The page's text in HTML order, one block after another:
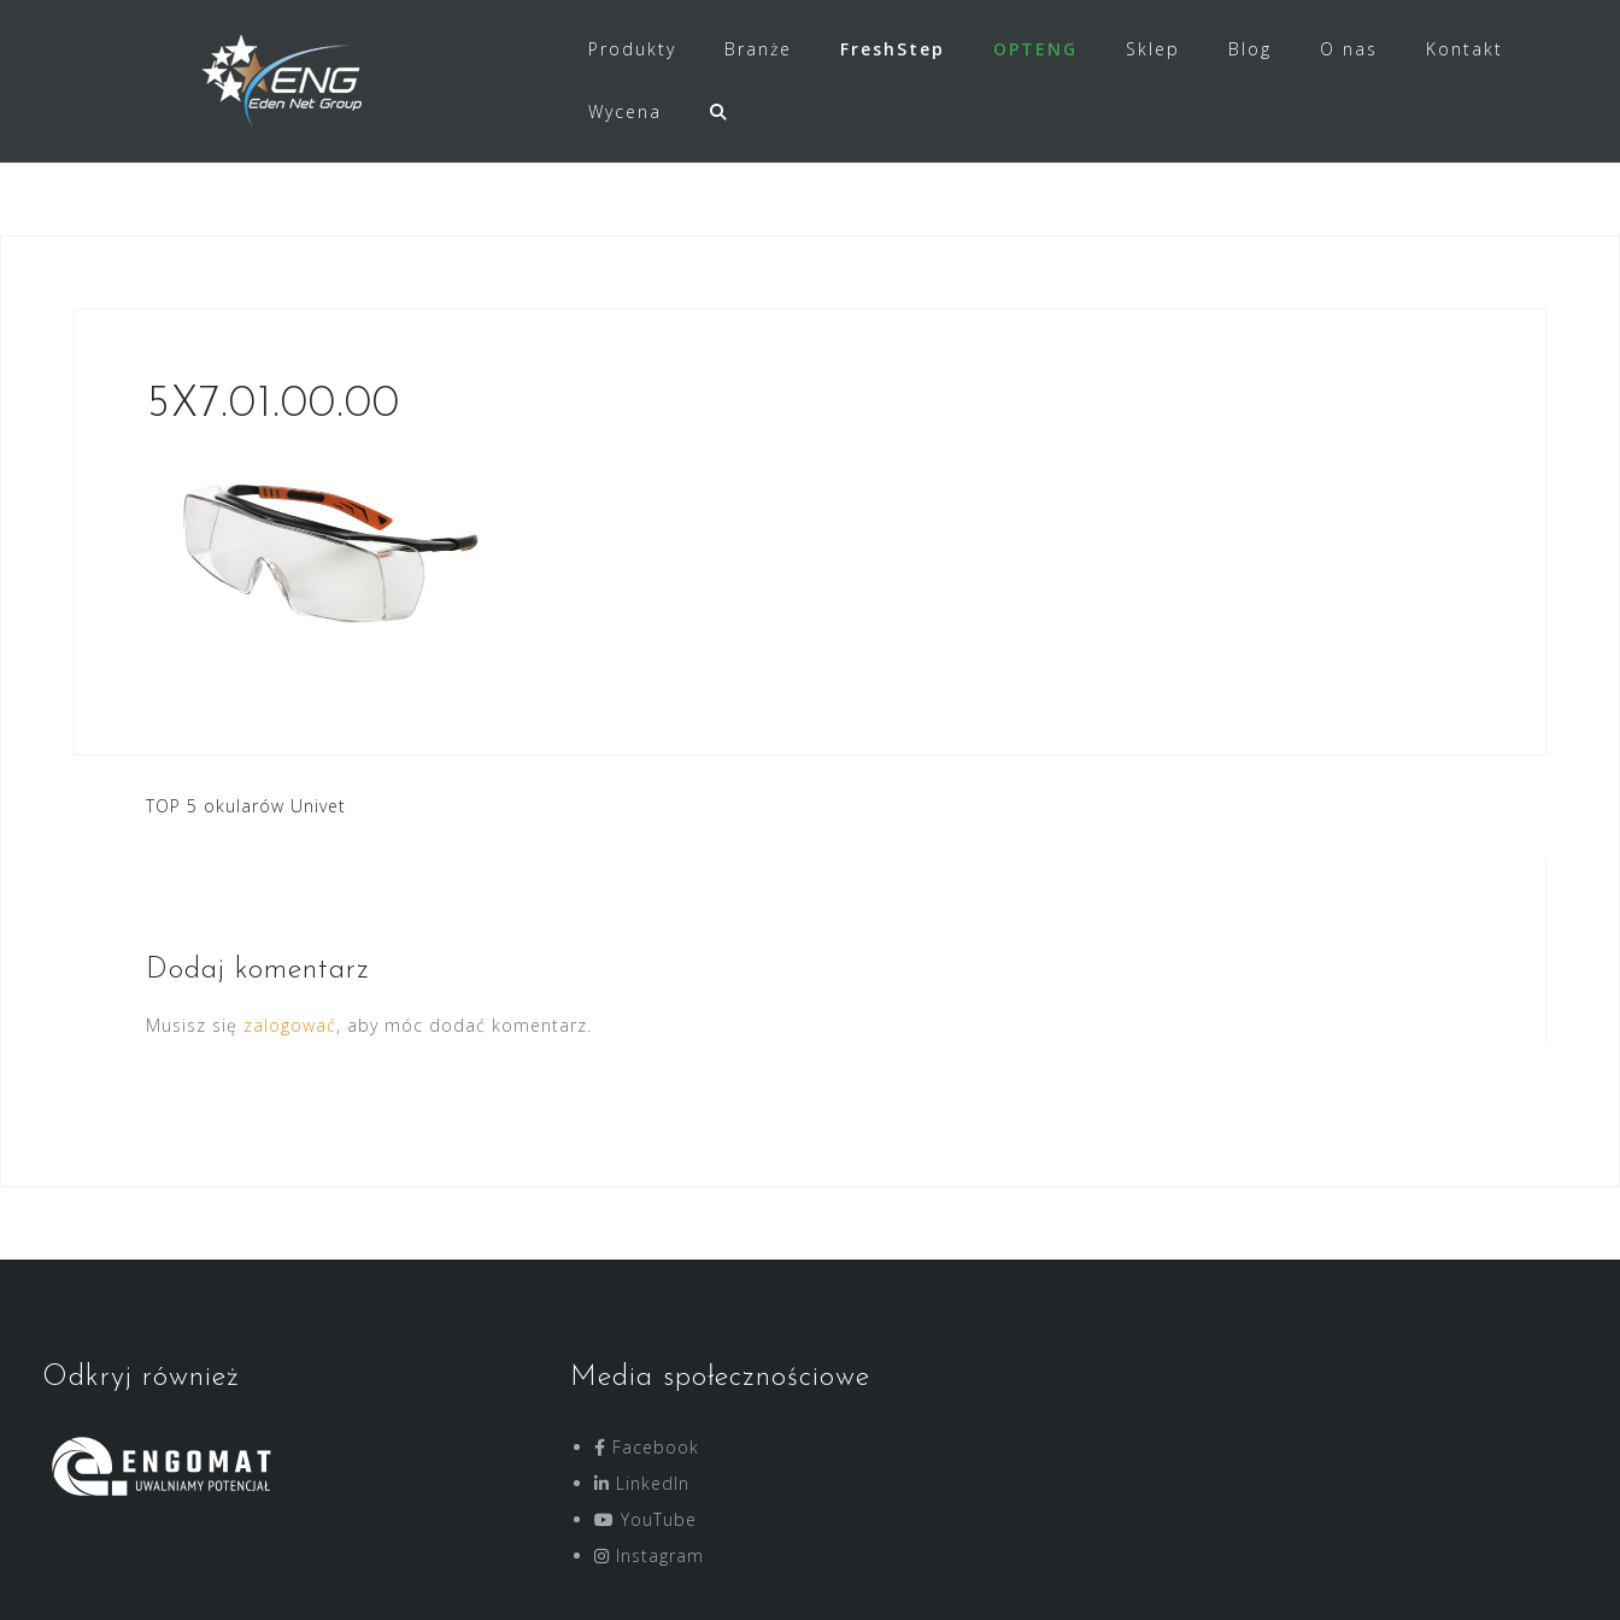
Produkty Branże FreshStep OPTENG Sklep Blog O nas Kontakt
Wycena
5X7.01.00.00
Nawigacja
TOP 5 okularów Univet
Dodaj komentarz
Musisz się zalogować, aby móc dodać komentarz.
Odkryj również Media społecznościowe
Facebook
LinkedIn
YouTube
Instagram